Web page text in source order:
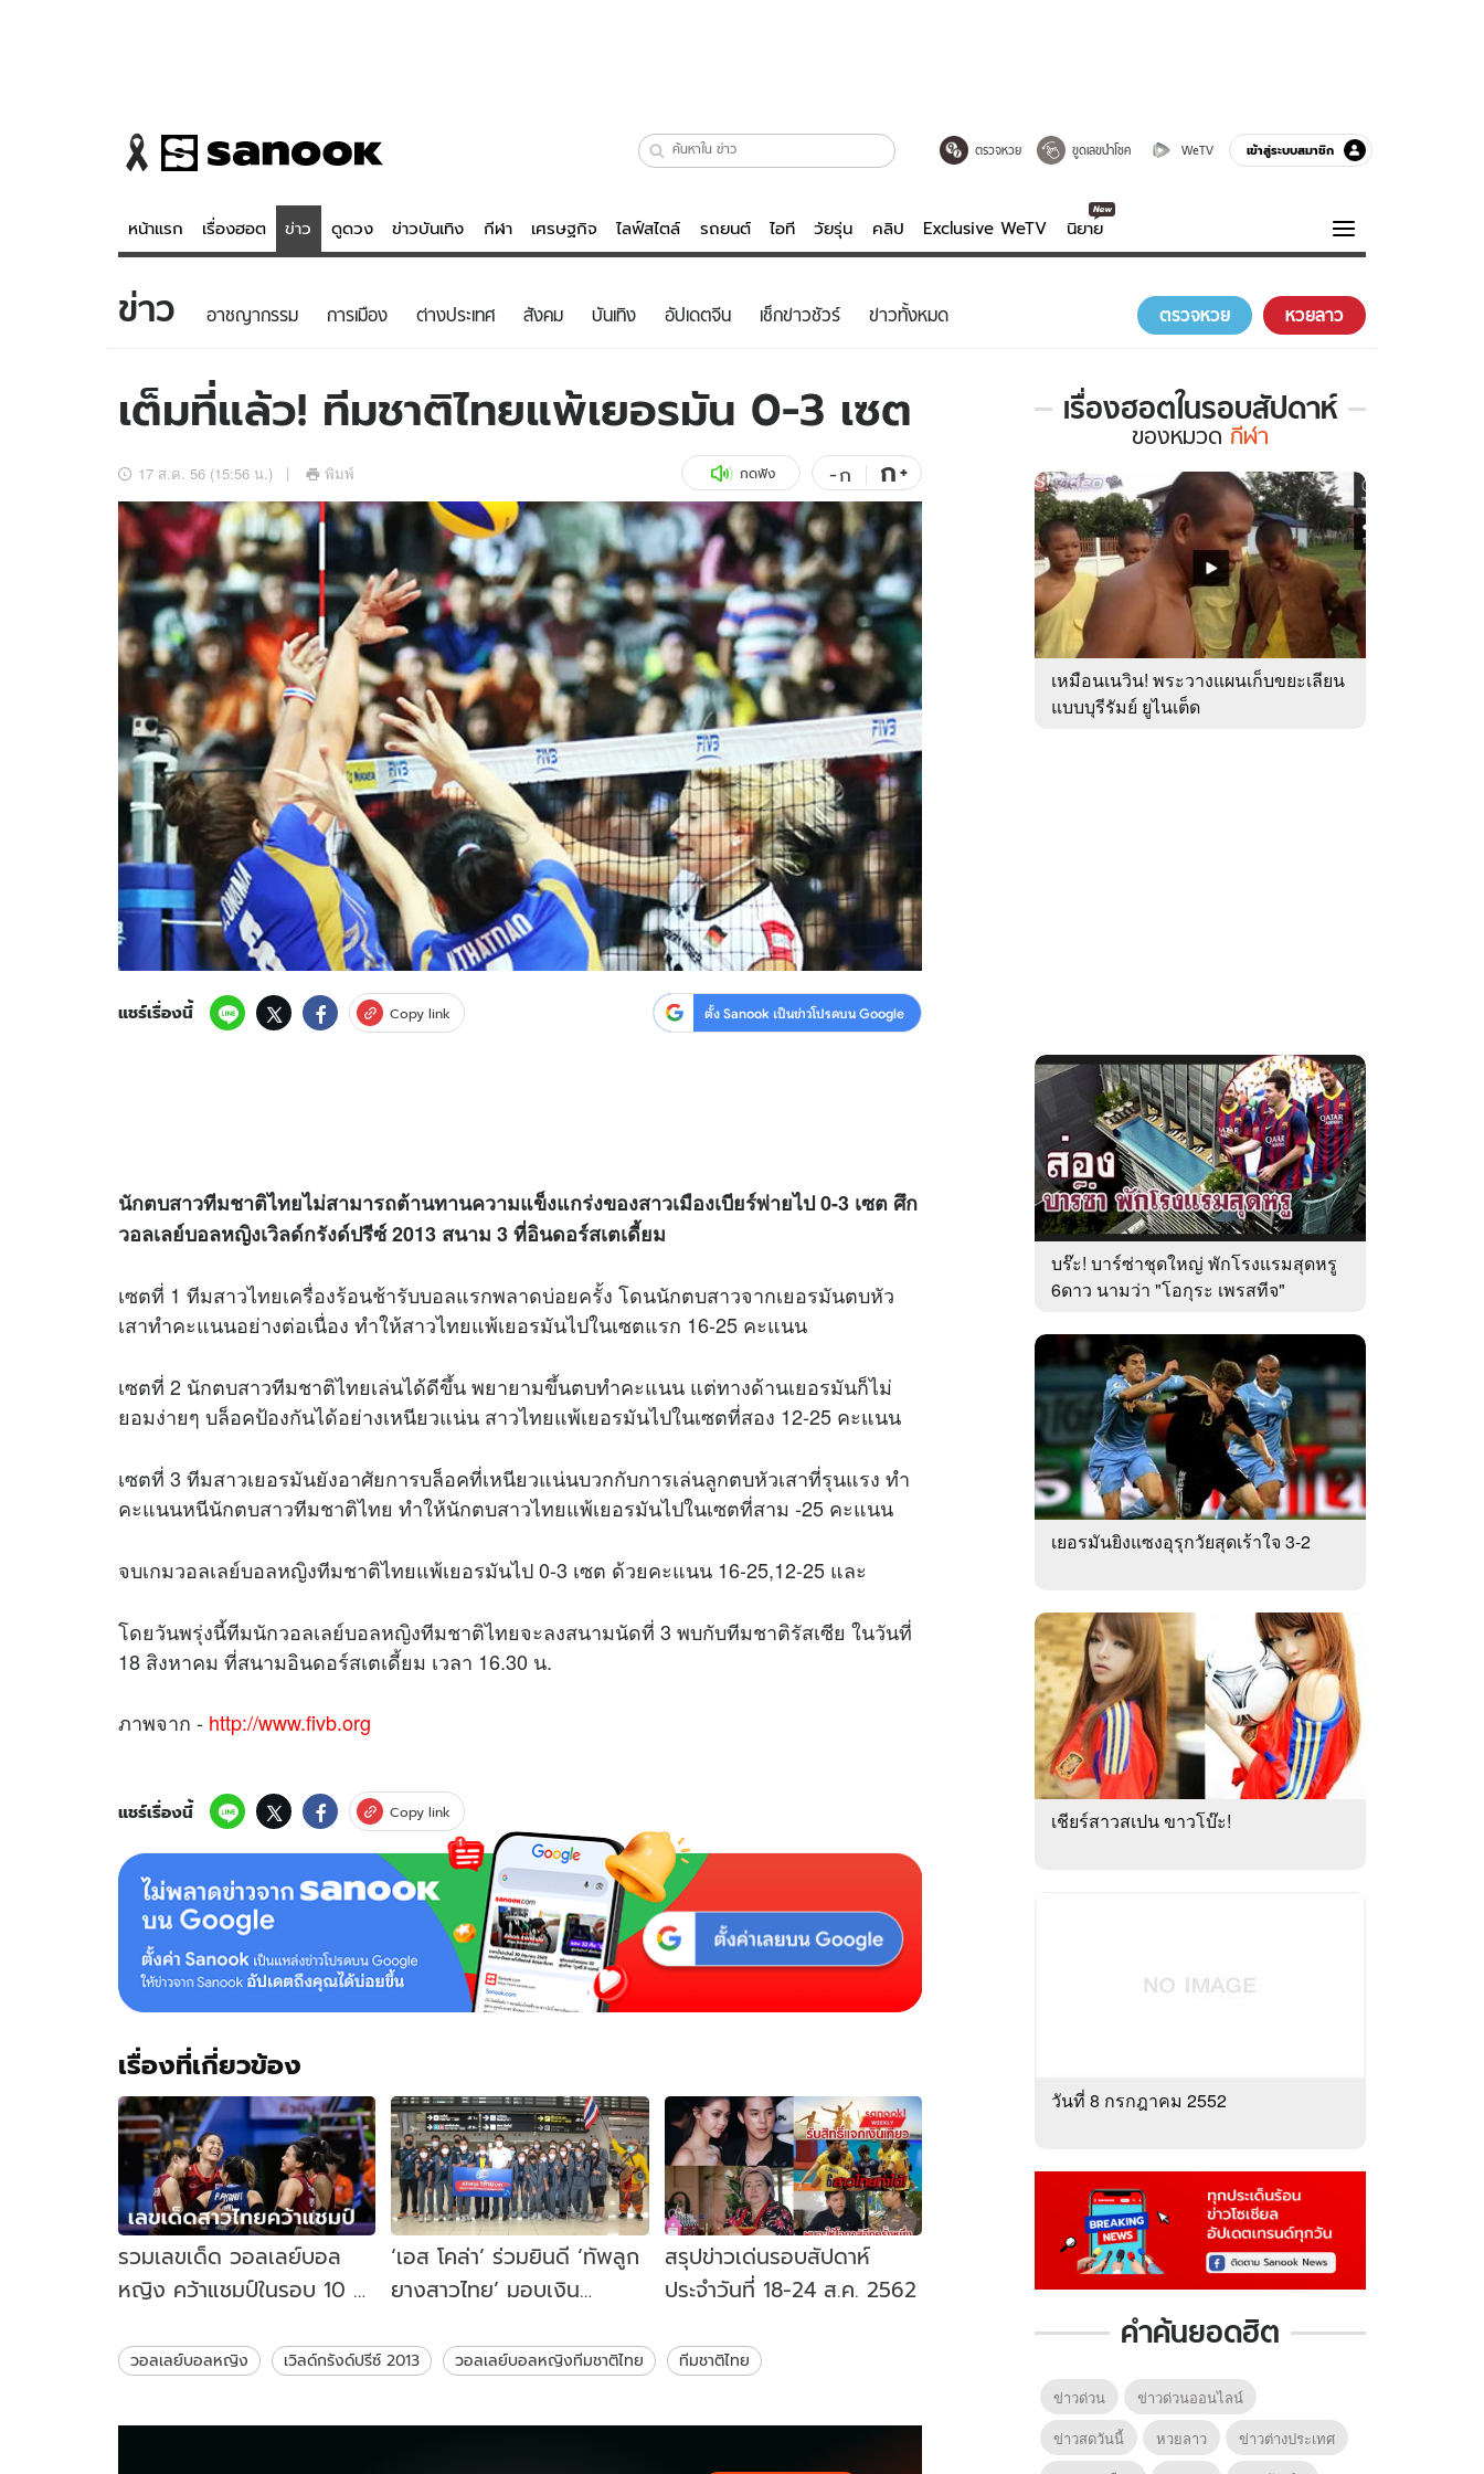
ตรวจหวย ขูดเลขนำโชค WeTV เข้าสู่ระบบสมาชิก
หน้าแรก เรื่องฮอต ข่าว ดูดวง ข่าวบันเทิง กีฬา เศรษฐกิจ ไลฟ์สไตล์ รถยนต์ ไอที วัยรุ่น คลิป Exclusive WeTV นิยาย
ข่าว
ข่าวบันเทิง
อัปเดตจีน
เช็กข่าวชัวร์
ดูดวง - ตรวจหวย
สถิติหวยไทย
ไลฟ์สไตล์
วัยรุ่น
รถยนต์
สุขภาพ
เที่ยว-กิน
Tasteful Thailand
Sanook Choice
บันเทิงครบรส
เกมส์
คลิป
พอดแคสต์
ดูทีวี
WeTV
Exclusive WeTV
นิยาย
ความรู้รอบตัว
ฮาวทู
ดาวน์โหลดสนุกแอปฟรี ติดตามสนุกโซเชียลได้ที่
สงวนลิขสิทธิ์ © 2569บริษัท อิมเมจ ฟิวเจอร์ (ประเทศไทย) จำกัด
ข่าว อาชญากรรม การเมือง ต่างประเทศ สังคม บันเทิง อัปเดตจีน เช็กข่าวชัวร์ ข่าวทั้งหมด ตรวจหวย หวยลาว
เต็มที่แล้ว! ทีมชาติไทยแพ้เยอรมัน 0-3 เซต
17 ส.ค. 56 (15:56 น.) พิมพ์ กดฟัง -ก ก+
แชร์เรื่องนี้ Copy link ตั้ง Sanook เป็นข่าวโปรดบน Google
นักตบสาวทีมชาติไทยไม่สามารถต้านทานความแข็งแกร่งของสาวเมืองเบียร์พ่ายไป 0-3 เซต ศึก
วอลเลย์บอลหญิงเวิลด์กรังด์ปรีซ์ 2013 สนาม 3 ที่อินดอร์สเตเดี้ยม
เซตที่ 1 ทีมสาวไทยเครื่องร้อนช้ารับบอลแรกพลาดบ่อยครั้ง โดนนักตบสาวจากเยอรมันตบหัว
เสาทำคะแนนอย่างต่อเนื่อง ทำให้สาวไทยแพ้เยอรมันไปในเซตแรก 16-25 คะแนน
เซตที่ 2 นักตบสาวทีมชาติไทยเล่นได้ดีขึ้น พยายามขึ้นตบทำคะแนน แต่ทางด้านเยอรมันก็ไม่
ยอมง่ายๆ บล็อคป้องกันได้อย่างเหนียวแน่น สาวไทยแพ้เยอรมันไปในเซตที่สอง 12-25 คะแนน
เซตที่ 3 ทีมสาวเยอรมันยังอาศัยการบล็อคที่เหนียวแน่นบวกกับการเล่นลูกตบหัวเสาที่รุนแรง ทำ
คะแนนหนีนักตบสาวทีมชาติไทย ทำให้นักตบสาวไทยแพ้เยอรมันไปในเซตที่สาม -25 คะแนน
จบเกมวอลเลย์บอลหญิงทีมชาติไทยแพ้เยอรมันไป 0-3 เซต ด้วยคะแนน 16-25,12-25 และ
โดยวันพรุ่งนี้ทีมนักวอลเลย์บอลหญิงทีมชาติไทยจะลงสนามนัดที่ 3 พบกับทีมชาติรัสเซีย ในวันที่
18 สิงหาคม ที่สนามอินดอร์สเตเดี้ยม เวลา 16.30 น.
ภาพจาก - http://www.fivb.org
แชร์เรื่องนี้ Copy link
เรื่องที่เกี่ยวข้อง
รวมเลขเด็ด วอลเลย์บอล
หญิง คว้าแชมป์ในรอบ 10 ปี!
‘เอส โคล่า’ ร่วมยินดี ‘ทัพลูก
ยางสาวไทย’ มอบเงิน
สรุปข่าวเด่นรอบสัปดาห์
ประจำวันที่ 18-24 ส.ค. 2562
วอลเลย์บอลหญิง เวิลด์กรังด์ปรีซ์ 2013 วอลเลย์บอลหญิงทีมชาติไทย ทีมชาติไทย
เรื่องฮอตในรอบสัปดาห์
เรื่อง
ใน
รอบ
สัปดาห์
ของ
หมวด
กีฬา
ของหมวด กีฬา
เหมือนเนวิน! พระวางแผนเก็บขยะเลียน
แบบบุรีรัมย์ ยูไนเต็ด
บร๊ะ! บาร์ซ่าชุดใหญ่ พักโรงแรมสุดหรู
6ดาว นามว่า "โอกุระ เพรสทีจ"
เยอรมันยิงแซงอุรุกวัยสุดเร้าใจ 3-2
เชียร์สาวสเปน ขาวโบ๊ะ!
วันที่ 8 กรกฎาคม 2552
คำค้นยอดฮิต
ข่าวด่วน
ข่าวด่วนออนไลน์
ข่าวสดวันนี้
หวยลาว
ข่าวต่างประเทศ